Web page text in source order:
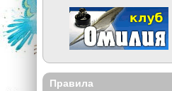
Правила